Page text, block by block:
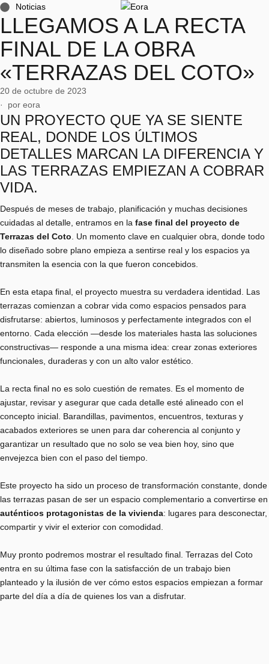
Noticias
LLEGAMOS A LA RECTA
FINAL DE LA OBRA
«TERRAZAS DEL COTO»
20 de octubre de 2023
·  por eora
UN PROYECTO QUE YA SE SIENTE
REAL, DONDE LOS ÚLTIMOS
DETALLES MARCAN LA DIFERENCIA Y
LAS TERRAZAS EMPIEZAN A COBRAR
VIDA.
Después de meses de trabajo, planificación y muchas decisiones
cuidadas al detalle, entramos en la fase final del proyecto de
Terrazas del Coto . Un momento clave en cualquier obra, donde todo
lo diseñado sobre plano empieza a sentirse real y los espacios ya
transmiten la esencia con la que fueron concebidos.
En esta etapa final, el proyecto muestra su verdadera identidad. Las
terrazas comienzan a cobrar vida como espacios pensados para
disfrutarse: abiertos, luminosos y perfectamente integrados con el
entorno. Cada elección —desde los materiales hasta las soluciones
constructivas— responde a una misma idea: crear zonas exteriores
funcionales, duraderas y con un alto valor estético.
La recta final no es solo cuestión de remates. Es el momento de
ajustar, revisar y asegurar que cada detalle esté alineado con el
concepto inicial. Barandillas, pavimentos, encuentros, texturas y
acabados exteriores se unen para dar coherencia al conjunto y
garantizar un resultado que no solo se vea bien hoy, sino que
envejezca bien con el paso del tiempo.
Este proyecto ha sido un proceso de transformación constante, donde
las terrazas pasan de ser un espacio complementario a convertirse en
auténticos protagonistas de la vivienda: lugares para desconectar,
compartir y vivir el exterior con comodidad.
Muy pronto podremos mostrar el resultado final. Terrazas del Coto
entra en su última fase con la satisfacción de un trabajo bien
planteado y la ilusión de ver cómo estos espacios empiezan a formar
parte del día a día de quienes los van a disfrutar.